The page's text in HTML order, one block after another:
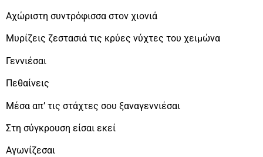
Αχώριστη συντρόφισσα στον χιονιά
Μυρίζεις ζεστασιά τις κρύες νύχτες του χειμώνα
Γεννιέσαι
Πεθαίνεις
Μέσα απ’ τις στάχτες σου ξαναγεννιέσαι
Στη σύγκρουση είσαι εκεί
Αγωνίζεσαι